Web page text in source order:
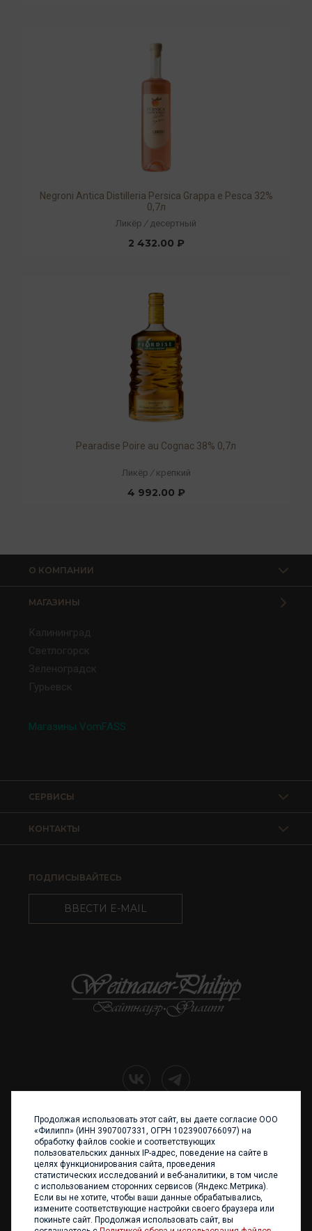
Negroni Antica Distilleria Persica Grappa e Pesca 32%
0,7л
Ликёр / десертный
2 432.00 ₽
Pearadise Poire au Cognac 38% 0,7л
Ликёр / крепкий
4 992.00 ₽
О КОМПАНИИ
МАГАЗИНЫ
Калининград
Светлогорск
Зеленоградск
Гурьевск
Магазины VomFASS
КОНТАКТЫ
СЕРВИСЫ
ПОДПИСЫВАЙТЕСЬ
ВВЕСТИ E-MAIL
+7 (4012) 960 898
236017 Калининград,
ул. Каштановая аллея, 47
Телефон: +7 4012 960 898,
+7 4012 960 856
Написать нам
Продолжая использовать этот сайт, вы даете согласие ООО
«Филипп» (ИНН 3907007331, ОГРН 1023900766097) на
обработку файлов cookie и соответствующих
пользовательских данных IP-адрес, поведение на сайте в
целях функционирования сайта, проведения
статистических исследований и веб-аналитики, в том числе
с использованием сторонних сервисов (Яндекс.Метрика).
Если вы не хотите, чтобы ваши данные обрабатывались,
измените соответствующие настройки своего браузера или
покиньте сайт. Продолжая использовать сайт, вы